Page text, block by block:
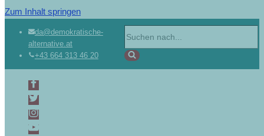
Zum Inhalt springen
da@demokratische-
alternative.at
+43 664 313 46 20